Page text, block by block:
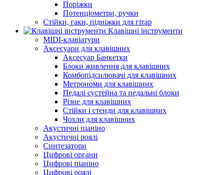
Поріжки
Потенціометри, ручки
Стійки, гаки, підніжки для гітар
Клавішні інструменти
MIDI-клавіатури
Аксесуари для клавішних
Аксесуар Банкетки
Блоки живлення для клавішних
Комбопідсилювачі для клавішних
Метрономи для клавішних
Педалі сустейна та педальні блоки
Різне для клавішних
Стійки і стенди для клавішних
Чохли для клавішних
Акустичні піаніно
Акустичні роялі
Синтезатори
Цифрові органи
Цифрові піаніно
Цифрові роялі